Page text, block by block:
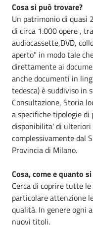
Cosa si può trovare?
Un patrimonio di quasi
di circa 1.000 opere ,
audiocassette,DVD,
aperto" in modo tale
direttamente ai
anche documenti in
tedesca) è suddiviso in
Consultazione, Storia
a specifiche tipologie
disponibilita' di
complessivamente dal
Provincia di Milano.
Cosa, come e quanto
Cerca di coprire tutte
particolare attenzione
qualità. In genere ogni
nuovi titoli.